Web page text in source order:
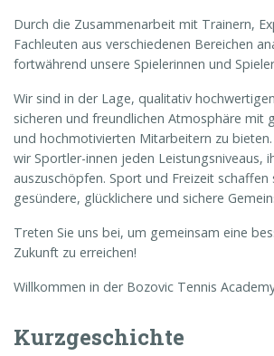
Durch die Zusammenarbeit mit Trainern,
Fachleuten aus verschiedenen Bereichen
fortwährend unsere Spielerinnen und
Wir sind in der Lage, qualitativ
sicheren und freundlichen Atmosphäre mit
und hochmotivierten Mitarbeitern zu
wir Sportler-innen jeden Leistungsniveaus,
auszuschöpfen. Sport und Freizeit schaffen
gesündere, glücklichere und sichere
Treten Sie uns bei, um gemeinsam eine
Zukunft zu erreichen!
Willkommen in der Bozovic Tennis
Kurzgeschichte